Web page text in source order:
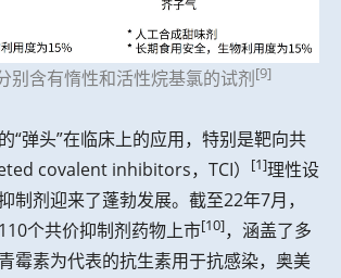
别含有惰性和活性烷基氯的试剂 [9]
“弹头”在临床上的应用，特别是靶向共
covalent inhibitors，TCI）
[1]理性设
制剂迎来了蓬勃发展。截至22年7月，
个共价抑制剂药物上市[10]，涵盖了多
霉素为代表的抗生素用于抗感染，奥美